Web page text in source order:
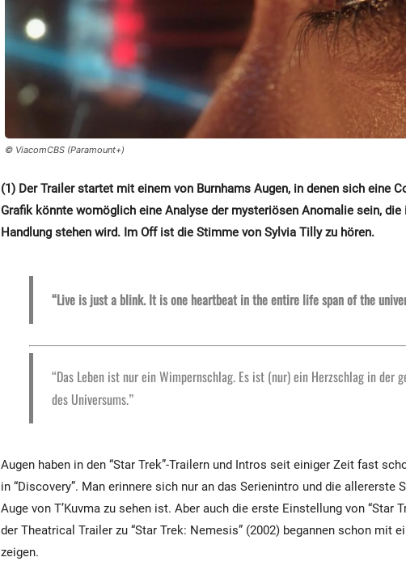
© ViacomCBS (Paramount+)
(1) Der Trailer startet mit einem von Burnhams Augen, in denen sich eine
Grafik könnte womöglich eine Analyse der mysteriösen Anomalie sein, die
Handlung stehen wird. Im Off ist die Stimme von Sylvia Tilly zu hören.
“Live is just a blink. It is one heartbeat in the entire life span of the
“Das Leben ist nur ein Wimpernschlag. Es ist (nur) ein Herzschlag in der
des Universums.”
Augen haben in den “Star Trek”-Trailern und Intros seit einiger Zeit fast
in “Discovery”. Man erinnere sich nur an das Serienintro und die allererste
Auge von T’Kuvma zu sehen ist. Aber auch die erste Einstellung von “Star
der Theatrical Trailer zu “Star Trek: Nemesis” (2002) begannen schon mit
zeigen.